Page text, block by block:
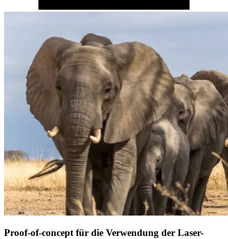
Proof-of-concept für die Verwendung der Laser-